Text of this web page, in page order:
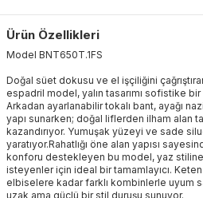
Ürün Özellikleri
Model BNT650T.1FS
Doğal süet dokusu ve el işçiliğini
espadril model, yalın tasarımı sofistike
Arkadan ayarlanabilir tokalı bant, ayağı
yapı sunarken; doğal liflerden ilham alan
kazandırıyor. Yumuşak yüzeyi ve sade
yaratıyor.Rahatlığı öne alan yapısı
konforu destekleyen bu model, yaz
isteyenler için ideal bir tamamlayıcı.
elbiselere kadar farklı kombinlerle uyum
uzak ama güçlü bir stil duruşu sunuyor.